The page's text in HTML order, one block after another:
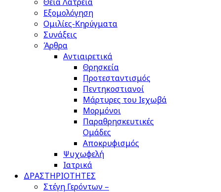
Εξομολόγηση
Ομιλίες-Κηρύγματα
Συνάξεις
Άρθρα
Αντιαιρετικά
Θρησκεία
Προτεσταντισμός
Πεντηκοστιανοί
Μάρτυρες του Ιεχωβά
Μορμόνοι
Παραθρησκευτικές
Ομάδες
Αποκρυφισμός
Ψυχωφελή
Ιατρικά
ΔΡΑΣΤΗΡΙΟΤΗΤΕΣ
Στέγη Γερόντων –